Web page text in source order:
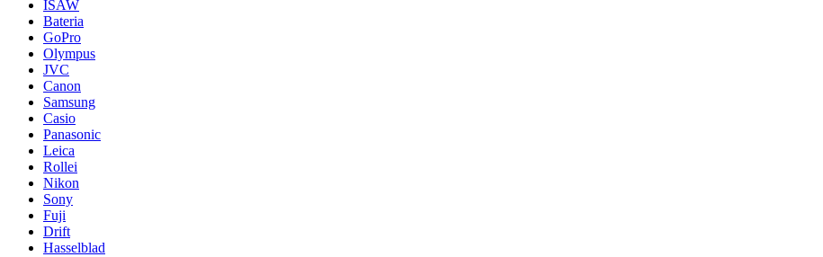
ISAW
Bateria
GoPro
Olympus
JVC
Canon
Samsung
Casio
Panasonic
Leica
Rollei
Nikon
Sony
Fuji
Drift
Hasselblad